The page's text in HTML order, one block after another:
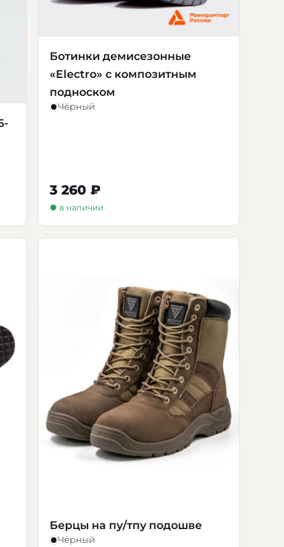
Ботинки демисезонные
«Electro» с композитным
подноском
Чёрный
3 260 ₽
● в наличии
Берцы на пу/тпу подошве
Чёрный